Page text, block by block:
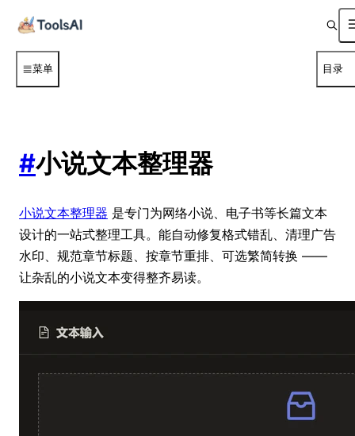
菜单 目录
#小说文本整理器
小说文本整理器 是专门为网络小说、电子书等长篇文本
设计的一站式整理工具。能自动修复格式错乱、清理广告
水印、规范章节标题、按章节重排、可选繁简转换 ——
让杂乱的小说文本变得整齐易读。